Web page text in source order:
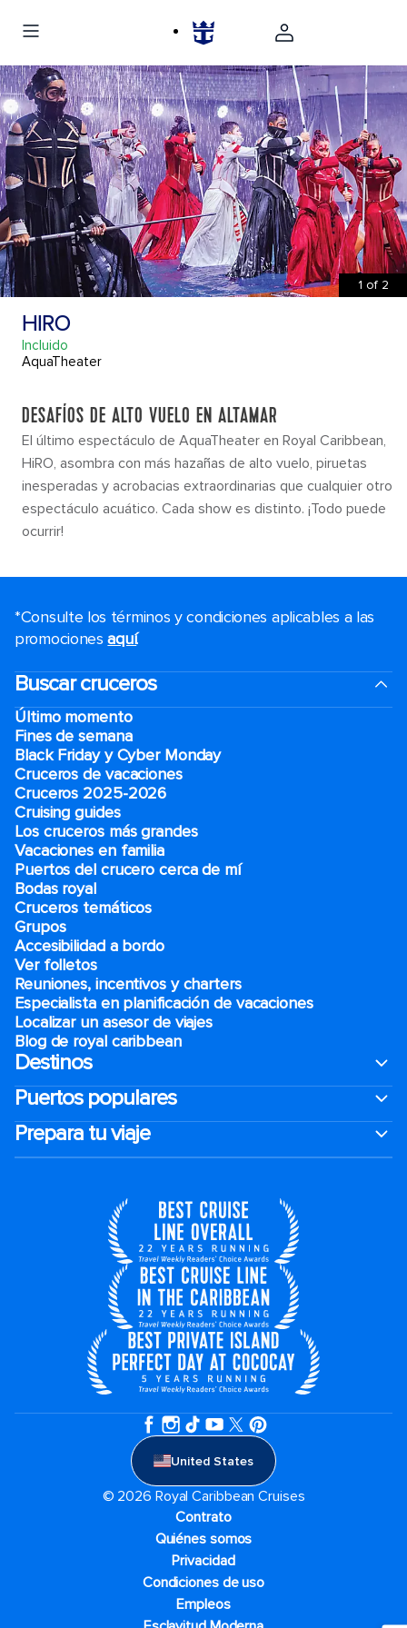
1 of 2
HIRO
Incluido
AquaTheater
DESAFÍOS DE ALTO VUELO EN ALTAMAR
El último espectáculo de AquaTheater en Royal Caribbean,
HiRO, asombra con más hazañas de alto vuelo, piruetas
inesperadas y acrobacias extraordinarias que cualquier otro
espectáculo acuático. Cada show es distinto. ¡Todo puede
ocurrir!
*Consulte los términos y condiciones aplicables a las
promocionesaquí.
Buscar cruceros
Último momento
Fines de semana
Black Friday y Cyber Monday
Cruceros de vacaciones
Cruceros 2025-2026
Cruising guides
Los cruceros más grandes
Vacaciones en familia
Puertos del crucero cerca de mí
Bodas royal
Cruceros temáticos
Grupos
Accesibilidad a bordo
Ver folletos
Reuniones, incentivos y charters​
Especialista en planificación de vacaciones
Localizar un asesor de viajes
Blog de royal caribbean
Destinos
Puertos populares
Prepara tu viaje
United States
© 2026 Royal Caribbean Cruises
Contrato
Quiénes somos
Privacidad
Condiciones de uso
Empleos